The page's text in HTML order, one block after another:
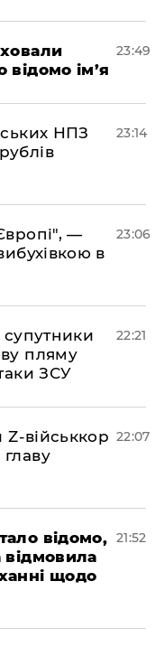
ім’я
23:49
НПЗ
23:14
—
в
23:06
супутники
пляму
ЗСУ
22:21
Z-військкор 22:07
відомо,
відмовила
щодо
21:52